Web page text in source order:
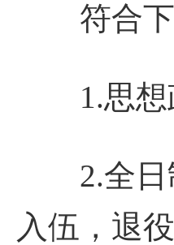
符合下
1.思想
2.全日制
入伍，退